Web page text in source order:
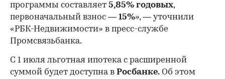
программы составляет 5,85% годовых,
первоначальный взнос — 15%», — уточнили
«РБК-Недвижимости» в пресс-службе
Промсвязьбанка.
С 1 июля льготная ипотека с расширенной
суммой будет доступна в Росбанке. Об этом